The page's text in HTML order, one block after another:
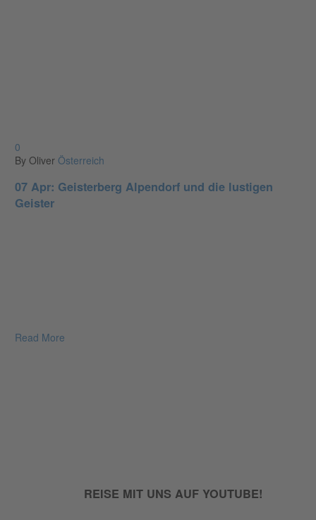
0
By Oliver Österreich
07 Apr: Geisterberg Alpendorf und die lustigen
Geister
Read More
REISE MIT UNS AUF YOUTUBE!